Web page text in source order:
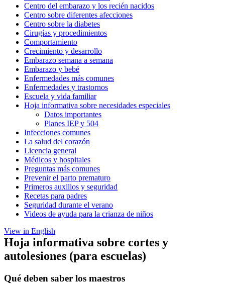
Centro del embarazo y los recién nacidos
Centro sobre diferentes afecciones
Centro sobre la diabetes
Cirugías y procedimientos
Comportamiento
Crecimiento y desarrollo
Embarazo semana a semana
Embarazo y bebé
Enfermedades más comunes
Enfermedades y trastornos
Escuela y vida familiar
Hoja informativa sobre necesidades especiales
Datos importantes
Planes IEP y 504
Infecciones comunes
La salud del corazón
Licencia general
Médicos y hospitales
Preguntas más comunes
Prevenir el parto prematuro
Primeros auxilios y seguridad
Recetas para padres
Seguridad durante el verano
Videos de ayuda para la crianza de niños
View in English
Hoja informativa sobre cortes y
autolesiones (para escuelas)
Qué deben saber los maestros